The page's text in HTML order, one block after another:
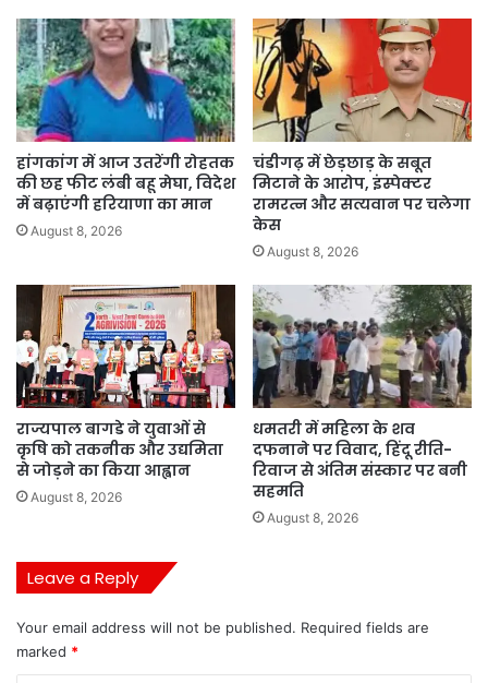
हांगकांग में आज उतरेंगी रोहतक
की छह फीट लंबी बहू मेघा, विदेश
में बढ़ाएंगी हरियाणा का मान
August 8, 2026
चंडीगढ़ में छेड़छाड़ के सबूत
मिटाने के आरोप, इंस्पेक्टर
रामरत्न और सत्यवान पर चलेगा
केस
August 8, 2026
राज्यपाल बागडे ने युवाओं से
कृषि को तकनीक और उद्यमिता
से जोड़ने का किया आह्वान
August 8, 2026
धमतरी में महिला के शव
दफनाने पर विवाद, हिंदू रीति-
रिवाज से अंतिम संस्कार पर बनी
सहमति
August 8, 2026
Leave a Reply
Your email address will not be published. Required fields are
marked *